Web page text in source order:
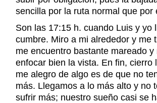
sencilla por la ruta normal que por
Son las 17:15 h. cuando Luis y yo
cumbre. Miro a mi alrededor y me
me encuentro bastante mareado y
enfocar bien la vista. En fin, cierro
me alegro de algo es de que no
más. Llegamos a lo más alto y no
sufrir más; nuestro sueño casi se